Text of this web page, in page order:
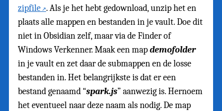
zipfile . Als je het hebt gedownload, unzip het en
plaats alle mappen en bestanden in je vault. Doe dit
niet in Obsidian zelf, maar via de Finder of
Windows Verkenner. Maak een mapdemofolder
in je vault en zet daar de submappen en de losse
bestanden in. Het belangrijkste is dat er een
bestand genaamd “spark.js” aanwezig is. Hernoem
het eventueel naar deze naam als nodig. De map